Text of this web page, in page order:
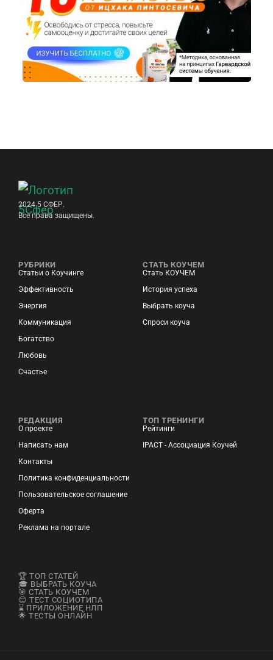
2024 5 СФЕР.
Все права защищены.
РУБРИКИ
Статьи о Коучинге
Эффективность
Энергия
Коммуникация
Богатство
Любовь
Счастье
СТАТЬ КОУЧЕМ
Стать КОУЧЕМ
История успеха
Выбрать коуча
Спроси коуча
РЕДАКЦИЯ
О проекте
Написать нам
Контакты
Политика конфиденциальности
Пользовательское соглашение
Оферта
Реклама на портале
ТОП ТРЕНИНГИ
Рейтинги
IPACT - Ассоциация Коучей
🏆 ТОП СТАТЕЙ
🎓 ВЫБРАТЬ КОУЧА
🎯 СТАТЬ КОУЧЕМ
😊 ТЕСТ СОЦИОТИПА
⌛ ПРИЛОЖЕНИЕ НЛП
🌟 ТЕСТЫ ОНЛАЙН